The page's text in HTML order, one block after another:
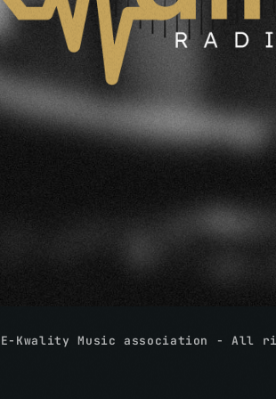
E-Kwality Music association - All